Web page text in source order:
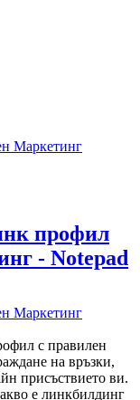
Маркетинг
профил
- Notepad
Маркетинг
с правилен
на връзки,
присъствието ви.
е линкбилдинг